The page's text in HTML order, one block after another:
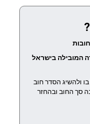
המובילה בישראל
ולהשיג הסדר חוב
סך החוב ובהחזר